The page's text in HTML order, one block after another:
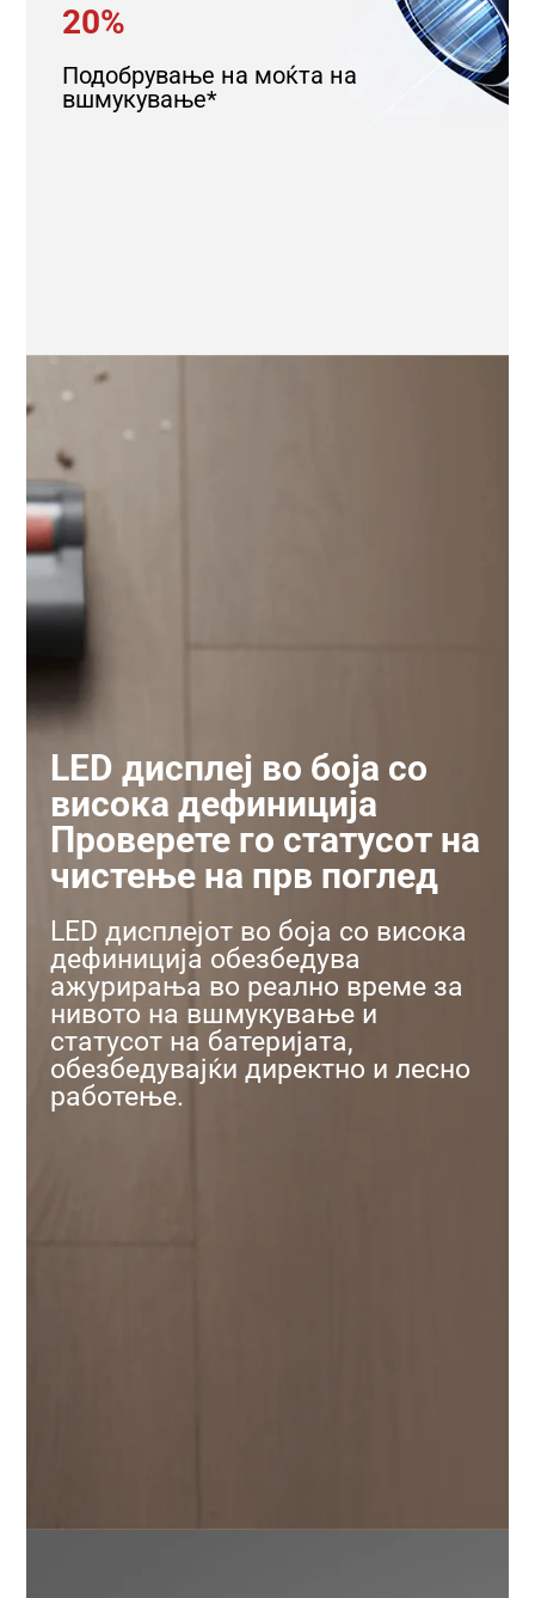
20%
Подобрување на моќта на
вшмукување*
LED дисплеј во боја со
висока дефиниција
Проверете го статусот на
чистење на прв поглед
LED дисплејот во боја со висока
дефиниција обезбедува
ажурирања во реално време за
нивото на вшмукување и
статусот на батеријата,
обезбедувајќи директно и лесно
работење.